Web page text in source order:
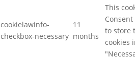
cookielawinfo-
checkbox-necessary
11
months
This
to store
cookies